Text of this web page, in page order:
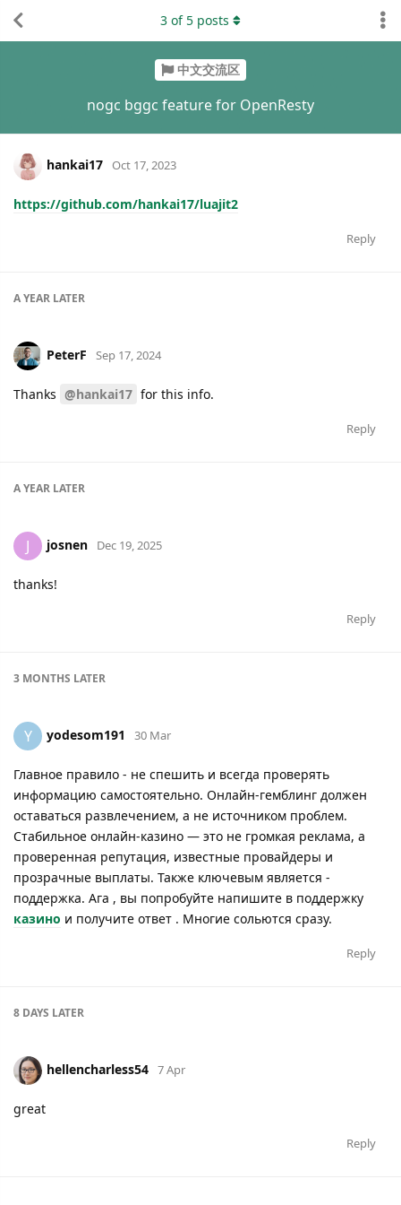
中文交流区
nogc bggc feature for OpenResty
3 of5 posts
hankai17 Oct 17, 2023
https://github.com/hankai17/luajit2
Reply
A YEAR LATER
PeterF Sep 17, 2024
Thanks @hankai17 for this info.
Reply
A YEAR LATER
J josnen Dec 19, 2025
thanks!
Reply
3 MONTHS LATER
Y yodesom191 30 Mar
Главное правило - не спешить и всегда проверять
информацию самостоятельно. Онлайн-гемблинг должен
оставаться развлечением, а не источником проблем.
Стабильное онлайн-казино — это не громкая реклама, а
проверенная репутация, известные провайдеры и
прозрачные выплаты. Также ключевым является -
поддержка. Ага , вы попробуйте напишите в поддержку
казино и получите ответ . Многие сольются сразу.
Reply
8 DAYS LATER
hellencharless54 7 Apr
great
Reply